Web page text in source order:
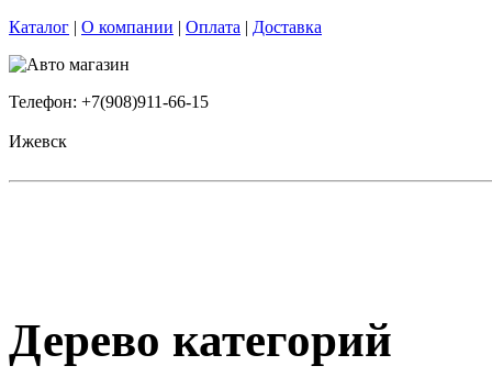
Каталог | О компании | Оплата | Доставка
Телефон: +7(908)911-66-15
Ижевск
Дерево категорий